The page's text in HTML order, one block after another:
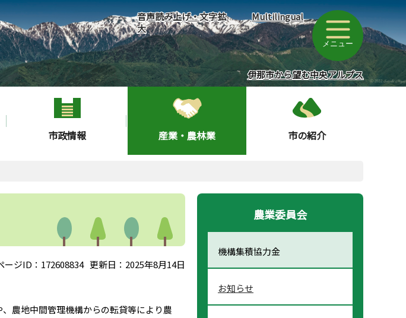
音声読み上げ・文字拡
大
Multilingual
メニュー
伊那市から望む中央アルプス
市政情報 産業・農林業 市の紹介
ージID：172608834 更新日：2025年8月14日
農地中間管理機構からの転貸等により農
農業委員会
機構集積協力金
お知らせ